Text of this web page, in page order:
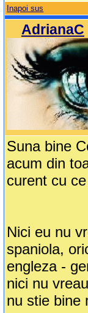
Inapoi sus
AdrianaC
Suna bine
acum din
curent cu
Nici eu nu
spaniola,
engleza -
nici nu
nu stie bine